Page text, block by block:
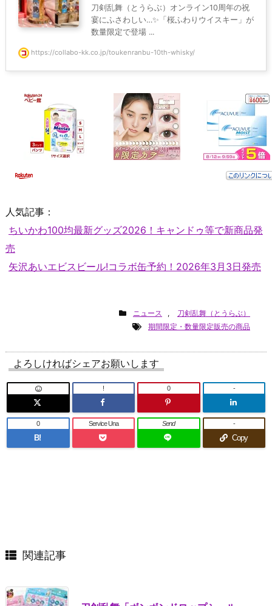
刀剣乱舞（とうらぶ）オンライン10周年の祝
宴にふさわしい…✨「桜ふわりウイスキー」が
数量限定で登場 ...
https://collabo-kk.co.jp/toukenranbu-10th-whisky/
人気記事：
ちいかわ100均最新グッズ2026！キャンドゥ等で新商品発
売
矢沢あいエビスビール!コラボ缶予約！2026年3月3日発売
ニュース ,
刀剣乱舞（とうらぶ）
期間限定・数量限定販売の商品
よろしければシェアお願いします
! 0 -
B!
0 Service Una Send
Copy
-
関連記事